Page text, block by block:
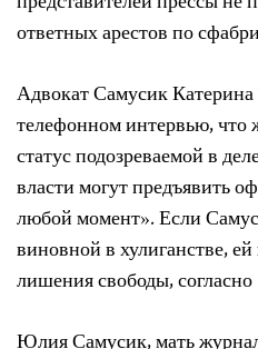
ответных арестов по
Адвокат Самусик
телефонном интервью, что
статус подозреваемой в
власти могут предъявить
любой момент». Если
виновной в хулиганстве,
лишения свободы, согласно